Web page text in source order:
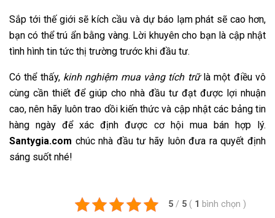
Sắp tới thế giới sẽ kích cầu và dự báo lạm phát sẽ cao hơn,
bạn có thể trú ẩn bằng vàng. Lời khuyên cho bạn là cập nhật
tình hình tin tức thị trường trước khi đầu tư.
Có thể thấy, kinh nghiệm mua vàng tích trữlà một điều vô
cùng cần thiết để giúp cho nhà đầu tư đạt được lợi nhuận
cao, nên hãy luôn trao dồi kiến thức và cập nhật các bảng tin
hàng ngày để xác định được cơ hội mua bán hợp lý.
Santygia.com chúc nhà đầu tư hãy luôn đưa ra quyết định
sáng suốt nhé!
5 / 5 ( 1 bình chọn )